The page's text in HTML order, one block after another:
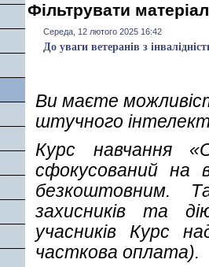
Фільтрувати
Середа, 12 лютого 2025 16:42
До уваги ветеранів з
Ви маєте
штучного
Курс навчання
сфокусований на
безкоштовним.
захисників та
учасників Курс
часткова оплата).